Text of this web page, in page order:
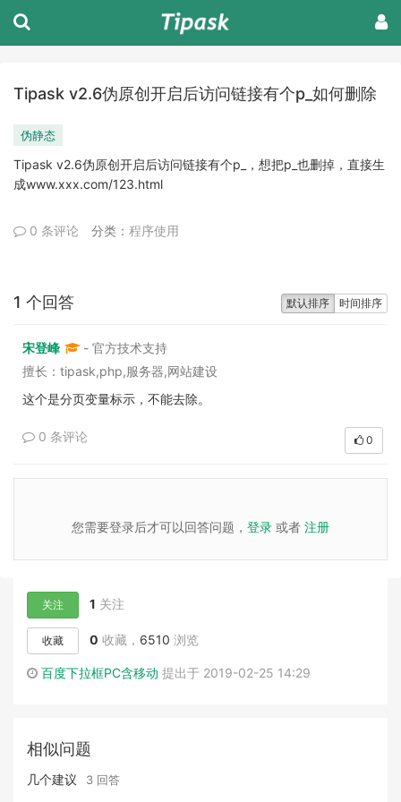
Tipask v2.6伪原创开启后访问链接有个p_如何删除
伪静态
Tipask v2.6伪原创开启后访问链接有个p_，想把p_也删掉，直接生
成www.xxx.com/123.html
0 条评论 分类： 程序使用
默认排序 时间排序
1 个回答
宋登峰
- 官方技术支持
擅长：tipask,php,服务器,网站建设
这个是分页变量标示，不能去除。
0 条评论 0
您需要登录后才可以回答问题， 登录 或者 注册
关注 1 关注
收藏 0 收藏， 6510 浏览
百度下拉框PC含移动 提出于 2019-02-25 14:29
相似问题
几个建议 3 回答